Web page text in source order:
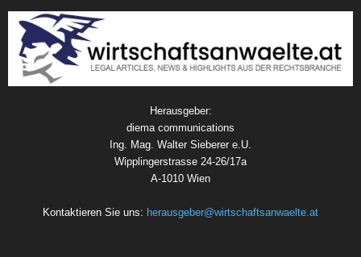
Herausgeber:
diema communications
Ing. Mag. Walter Sieberer e.U.
Wipplingerstrasse 24-26/17a
A-1010 Wien
Kontaktieren Sie uns: herausgeber@wirtschaftsanwaelte.at